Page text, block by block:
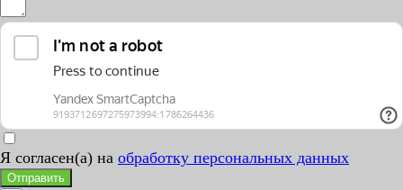
Я согласен(а) на обработку персональных данных
Отправить